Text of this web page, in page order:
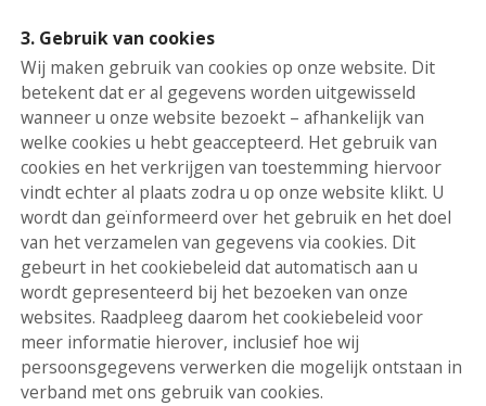
3. Gebruik van cookies
Wij maken gebruik van cookies op onze website. Dit
betekent dat er al gegevens worden uitgewisseld
wanneer u onze website bezoekt – afhankelijk van
welke cookies u hebt geaccepteerd. Het gebruik van
cookies en het verkrijgen van toestemming hiervoor
vindt echter al plaats zodra u op onze website klikt. U
wordt dan geïnformeerd over het gebruik en het doel
van het verzamelen van gegevens via cookies. Dit
gebeurt in het cookiebeleid dat automatisch aan u
wordt gepresenteerd bij het bezoeken van onze
websites. Raadpleeg daarom het cookiebeleid voor
meer informatie hierover, inclusief hoe wij
persoonsgegevens verwerken die mogelijk ontstaan in
verband met ons gebruik van cookies.